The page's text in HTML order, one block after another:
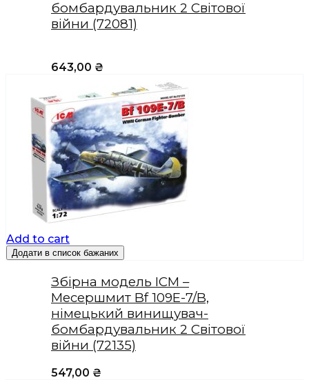
бомбардувальник 2 Світової
війни (72081)
643,00 ₴
Add to cart
Додати в список бажаних
Збірна модель ICM –
Месершмит Bf 109E-7/B,
німецький винищувач-
бомбардувальник 2 Світової
війни (72135)
547,00 ₴